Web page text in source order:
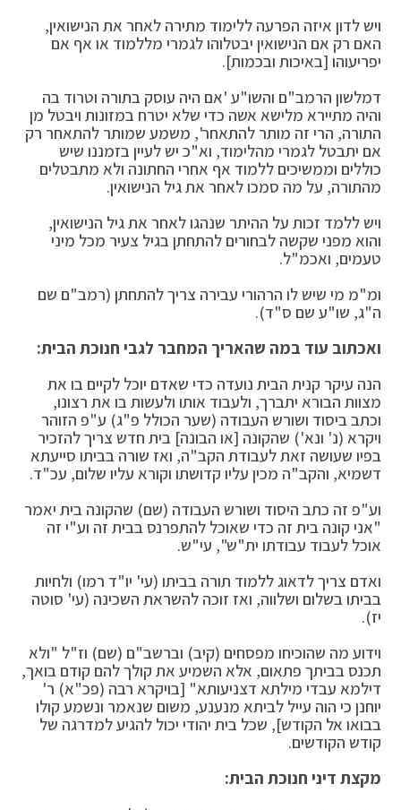
ויש לדון איזה הפרעה ללימוד מתירה לאחר את הנישואין,
האם רק אם הנישואין יבטלוהו לגמרי מללמוד או אף אם
יפריעוהו [באיכות ובכמות].
דמלשון הרמב"ם והשו"ע 'אם היה עוסק בתורה וטרוד בה
והיה מתיירא מלישא אשה כדי שלא יטרח במזונות ויבטל מן
התורה, הרי זה מותר להתאחר', משמע שמותר להתאחר רק
אם יתבטל לגמרי מהלימוד, וא"כ יש לעיין בזמננו שיש
כוללים וממשיכים ללמוד אף אחרי החתונה ולא מתבטלים
מהתורה, על מה סמכו לאחר את גיל הנישואין.
ויש ללמד זכות על ההיתר שנהגו לאחר את גיל הנישואין,
והוא מפני שקשה לבחורים להתחתן בגיל צעיר מכל מיני
טעמים, ואכמ"ל.
ומ"מ מי שיש לו הרהורי עבירה צריך להתחתן (רמב"ם שם
ה"ג, שו"ע שם ס"ד).
ואכתוב עוד במה שהאריך המחבר לגבי חנוכת הבית:
הנה עיקר קנית הבית נועדה כדי שאדם יוכל לקיים בו את
מצוות הבורא יתברך, ולעבוד אותו ולעשות בו את רצונו,
וכתב ביסוד ושורש העבודה (שער הכולל פ"ג) ע"פ הזוהר
ויקרא (נ' ונא') שהקונה [או הבונה] בית חדש צריך להזכיר
בפיו שעושה זאת לעבודת הקב"ה, ואז שורה בביתו סייעתא
דשמיא, והקב"ה מכין עליו קדושתו וקורא עליו שלום, עכ"ד.
וע"פ זה כתב היסוד ושורש העבודה (שם) שהקונה בית יאמר
"אני קונה בית זה כדי שאוכל להתפרנס בבית זה וע"י זה
אוכל לעבוד עבודתו ית"ש", עי"ש.
ואדם צריך לדאוג ללמוד תורה בביתו (עי' יו"ד רמו) ולחיות
בביתו בשלום ושלווה, ואז זוכה להשראת השכינה (עי' סוטה
יז).
וידוע מה שהוכיחו מפסחים (קיב) וברשב"ם (שם) וז"ל "ולא
תכנס בביתך פתאום, אלא השמיע את קולך להם קודם בואך,
דילמא עבדי מילתא דצניעותא" [בויקרא רבה (פכ"א) ר'
יוחנן כי הוה עייל לביתא מנענע, משום שנאמר ונשמע קולו
בבואו אל הקודש], שכל בית יהודי יכול להגיע למדרגה של
קודש הקודשים.
מקצת דיני חנוכת הבית: